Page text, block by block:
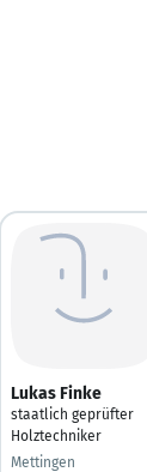
Lukas Finke
staatlich geprüfter
Holztechniker
Mettingen